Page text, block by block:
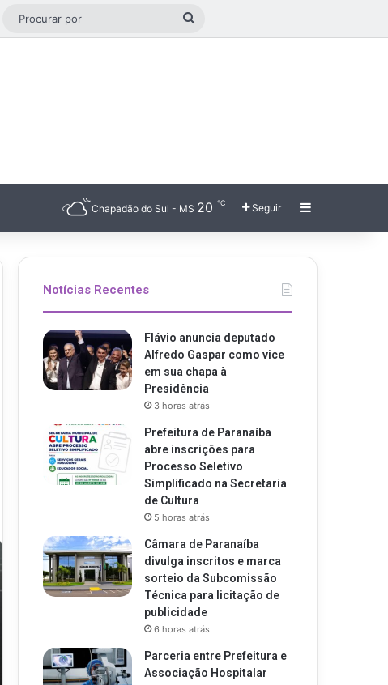
aleatório
Procurar
Chapadão do Sul - MS 20 ℃ Seguir Barra Lateral
Notícias Recentes
Flávio anuncia deputado
Alfredo Gaspar como vice
em sua chapa à
Presidência
3 horas atrás
Prefeitura de Paranaíba
abre inscrições para
Processo Seletivo
Simplificado na Secretaria
de Cultura
5 horas atrás
Câmara de Paranaíba
divulga inscritos e marca
sorteio da Subcomissão
Técnica para licitação de
publicidade
6 horas atrás
Parceria entre Prefeitura e
Associação Hospitalar